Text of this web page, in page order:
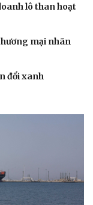
lô than hoạt
mại nhãn
đổi xanh